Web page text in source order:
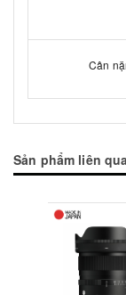
Cân
Sản phẩm liên